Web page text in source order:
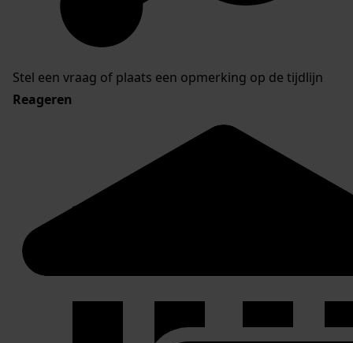
Stel een vraag of plaats een opmerking op de tijdlijn
Reageren